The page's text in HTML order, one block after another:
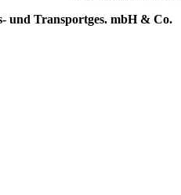
und Transportges. mbH & Co.